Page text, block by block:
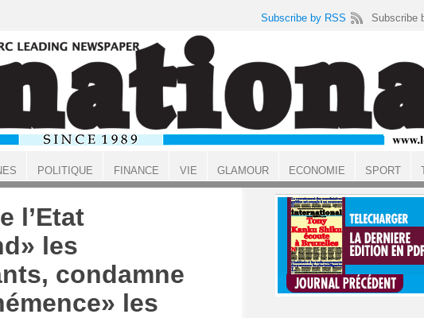
l’Etat
les
condamne
les
Subscribe by RSS Subscribe
POLITIQUE FINANCE VIE GLAMOUR ECONOMIE SPORT